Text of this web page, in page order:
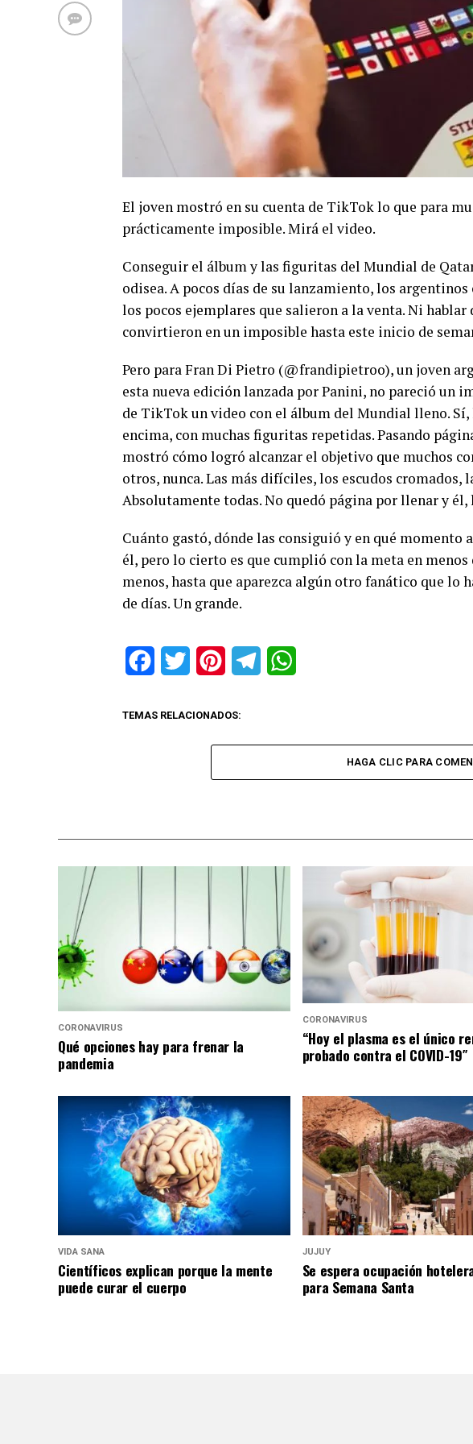
El joven mostró en su cuenta de TikTok lo que para
prácticamente imposible. Mirá el video.
Conseguir el álbum y las figuritas del Mundial de
odisea. A pocos días de su lanzamiento, los
los pocos ejemplares que salieron a la venta. Ni
convirtieron en un imposible hasta este inicio de
Pero para Fran Di Pietro (@frandipietroo), un joven
esta nueva edición lanzada por Panini, no pareció un
de TikTok un video con el álbum del Mundial lleno.
encima, con muchas figuritas repetidas. Pasando
mostró cómo logró alcanzar el objetivo que muchos
otros, nunca. Las más difíciles, los escudos cromados,
Absolutamente todas. No quedó página por llenar y
Cuánto gastó, dónde las consiguió y en qué momento
él, pero lo cierto es que cumplió con la meta en
menos, hasta que aparezca algún otro fanático que lo
de días. Un grande.
FacebookTwitter PinterestTelegram
TEMAS RELACIONADOS:
HAGA CLIC PARA
CORONAVIRUS
Qué opciones hay para frenar la
pandemia
CORONAVIRUS
“Hoy el plasma es el único
probado contra el COVID-19″
VIDA SANA
Científicos explican porque la mente
puede curar el cuerpo
JUJUY
Se espera ocupación
para Semana Santa